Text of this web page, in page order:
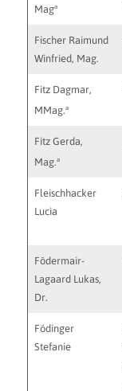
Maga
Fischer Raimund
Winfried, Mag.
Fitz Dagmar,
MMag.a
Fitz Gerda,
Mag.a
Fleischhacker
Lucia
Födermair-
Lagaard Lukas,
Dr.
Födinger
Stefanie